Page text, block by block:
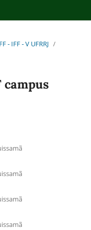
- IFF - V UFRRJ /
campus